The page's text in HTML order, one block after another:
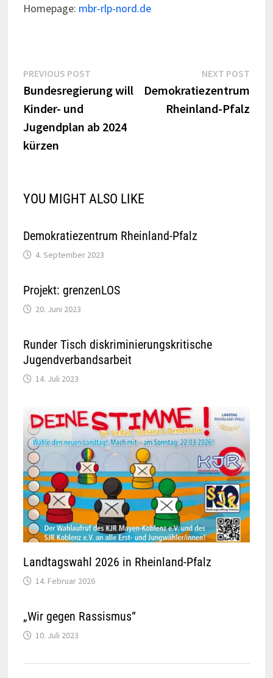
Homepage: mbr-rlp-nord.de
Beitragsnavigation
PREVIOUS POSTPrevious
post:
Bundesregierung will
Kinder- und
Jugendplan ab 2024
kürzen
NEXT POST
Demokratiezentrum
Rheinland-Pfalz
YOU MIGHT ALSO LIKE
Demokratiezentrum Rheinland-Pfalz
4. September 2023
Projekt: grenzenLOS
20. Juni 2023
Runder Tisch diskriminierungskritische
Jugendverbandsarbeit
14. Juli 2023
Landtagswahl 2026 in Rheinland-Pfalz
14. Februar 2026
„Wir gegen Rassismus“
10. Juli 2023